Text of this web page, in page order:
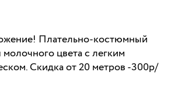
Плательно-костюмный
цвета с легким
Скидка от 20 метров -300р/